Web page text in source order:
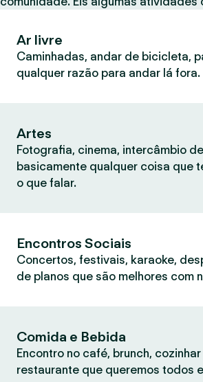
Ar livre
Caminhadas, andar de bicicleta,
qualquer razão para andar lá fora.
Artes
Fotografia, cinema, intercâmbio
basicamente qualquer coisa que
o que falar.
Encontros Sociais
Concertos, festivais, karaoke,
de planos que são melhores com
Comida e Bebida
Encontro no café, brunch,
restaurante que queremos todos